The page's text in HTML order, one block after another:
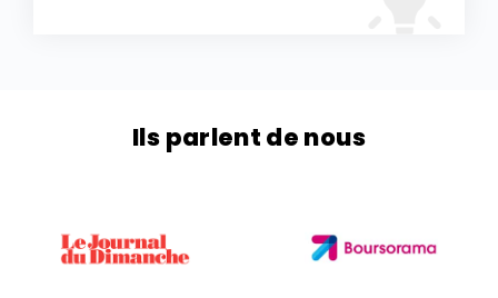
Ils parlent de nous